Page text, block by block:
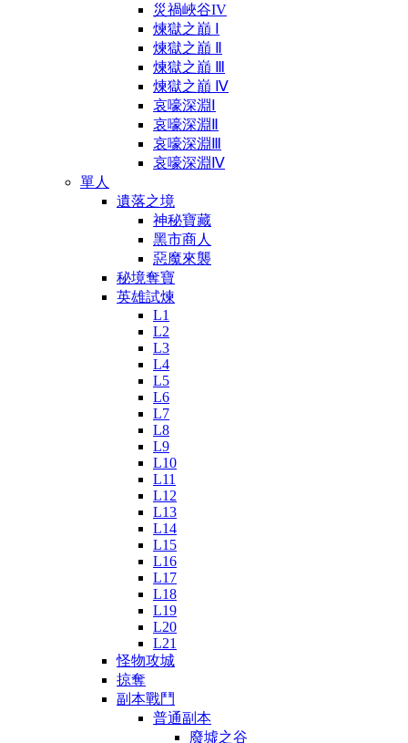
災禍峽谷IV
煉獄之巔 Ⅰ
煉獄之巔 Ⅱ
煉獄之巔 Ⅲ
煉獄之巔 Ⅳ
哀嚎深淵Ⅰ
哀嚎深淵Ⅱ
哀嚎深淵Ⅲ
哀嚎深淵Ⅳ
單人
遺落之境
神秘寶藏
黑市商人
惡魔來襲
秘境奪寶
英雄試煉
L1
L2
L3
L4
L5
L6
L7
L8
L9
L10
L11
L12
L13
L14
L15
L16
L17
L18
L19
L20
L21
怪物攻城
掠奪
副本戰鬥
普通副本
廢墟之谷